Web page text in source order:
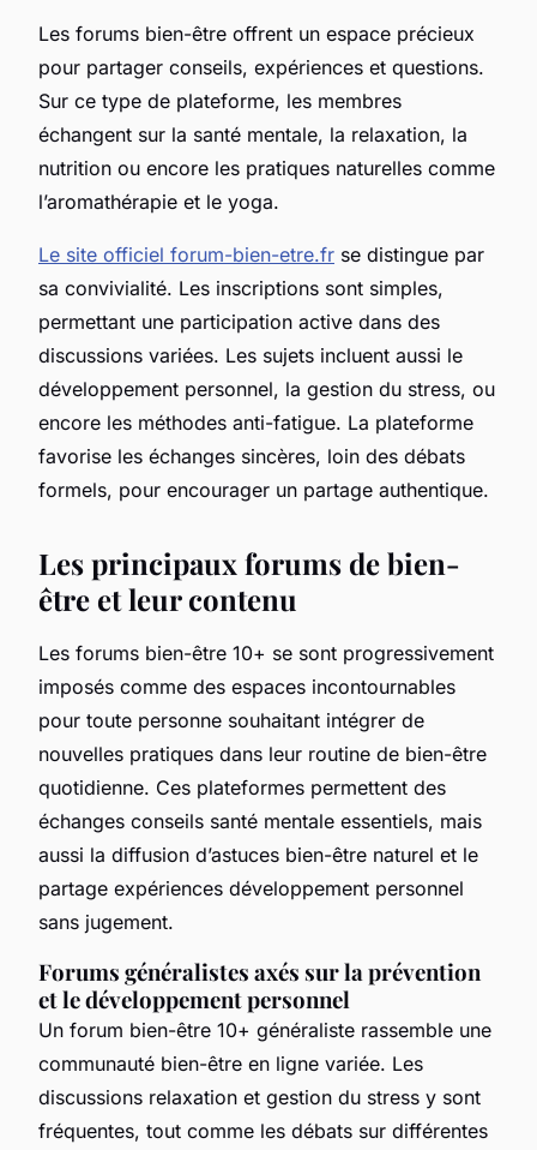
Les forums bien-être offrent un espace précieux
pour partager conseils, expériences et questions.
Sur ce type de plateforme, les membres
échangent sur la santé mentale, la relaxation, la
nutrition ou encore les pratiques naturelles comme
l’aromathérapie et le yoga.
Le site officiel forum-bien-etre.fr se distingue par
sa convivialité. Les inscriptions sont simples,
permettant une participation active dans des
discussions variées. Les sujets incluent aussi le
développement personnel, la gestion du stress, ou
encore les méthodes anti-fatigue. La plateforme
favorise les échanges sincères, loin des débats
formels, pour encourager un partage authentique.
Les principaux forums de bien-
être et leur contenu
Les forums bien-être 10+ se sont progressivement
imposés comme des espaces incontournables
pour toute personne souhaitant intégrer de
nouvelles pratiques dans leur routine de bien-être
quotidienne. Ces plateformes permettent des
échanges conseils santé mentale essentiels, mais
aussi la diffusion d’astuces bien-être naturel et le
partage expériences développement personnel
sans jugement.
Forums généralistes axés sur la prévention
et le développement personnel
Un forum bien-être 10+ généraliste rassemble une
communauté bien-être en ligne variée. Les
discussions relaxation et gestion du stress y sont
fréquentes, tout comme les débats sur différentes